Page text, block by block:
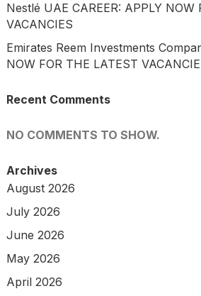
Nestlé UAE CAREER: APPLY NOW
VACANCIES
Emirates Reem Investments
NOW FOR THE LATEST
Recent Comments
NO COMMENTS TO SHOW.
Archives
August 2026
July 2026
June 2026
May 2026
April 2026